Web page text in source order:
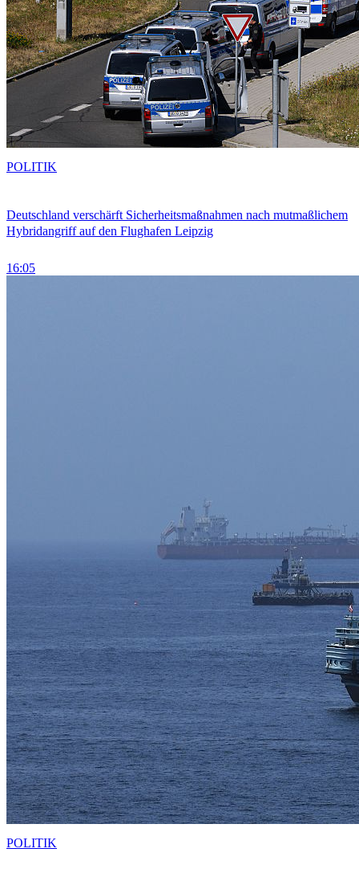
Deutschland verschärft Sicherheitsmaßnahmen nach mutmaßlichem
Hybridangriff auf den Flughafen Leipzig
16:05
POLITIK
POLITIK